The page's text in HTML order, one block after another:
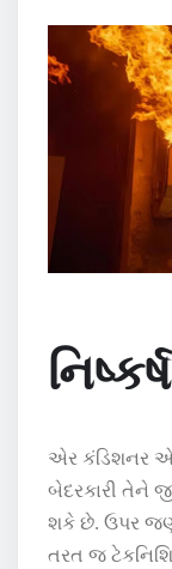
નિષ્કર્ષ
એર કંડિશનર
બેદરકારી તેને
શકે છે. ઉપર
તરત જ